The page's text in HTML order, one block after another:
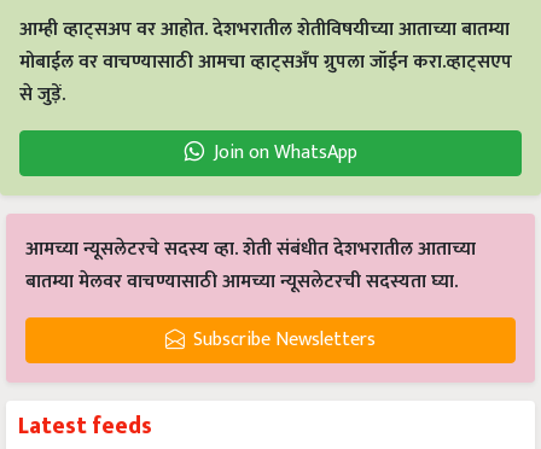
आम्ही व्हाट्सअप वर आहोत. देशभरातील शेतीविषयीच्या आताच्या बातम्या
मोबाईल वर वाचण्यासाठी आमचा व्हाट्सअँप ग्रुपला जॉईन करा.व्हाट्सएप
से जुड़ें.
Join on WhatsApp
आमच्या न्यूसलेटरचे सदस्य व्हा. शेती संबंधीत देशभरातील आताच्या
बातम्या मेलवर वाचण्यासाठी आमच्या न्यूसलेटरची सदस्यता घ्या.
Subscribe Newsletters
Latest feeds